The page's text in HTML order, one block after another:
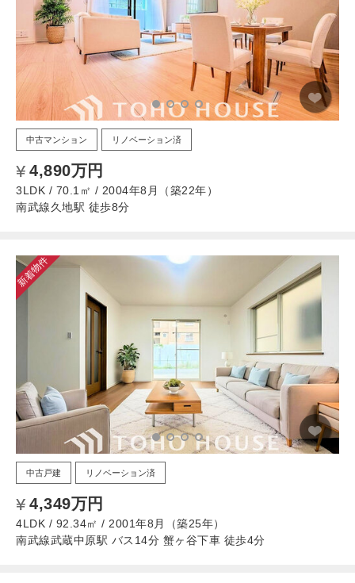
中古マンション リノベーション済
4,890万円
3LDK / 70.1㎡ / 2004年8月（築22年）
南武線久地駅 徒歩8分
新着物件
中古戸建 リノベーション済
4,349万円
4LDK / 92.34㎡ / 2001年8月（築25年）
南武線武蔵中原駅 バス14分 蟹ヶ谷下車 徒歩4分